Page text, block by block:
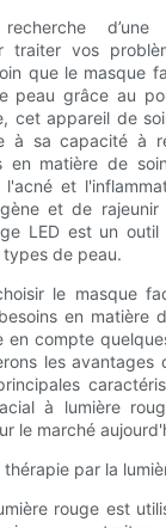
traiter vos
que le masque
peau grâce au
cet appareil de
à sa capacité à
en matière de
et
et de
LED est un
de peau.
le masque
en matière
en compte
les avantages
à lumière
le marché
par la
rouge est